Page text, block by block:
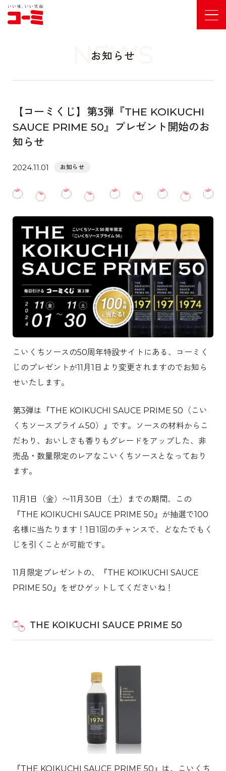
お知らせ
NEWS
【コーミくじ】第3弾『THE KOIKUCHI
SAUCE PRIME 50』プレゼント開始のお
知らせ
2024.11.01 お知らせ
こいくちソースの50周年特設サイトにある、コーミく
じのプレゼントが11月1日より変更されますのでお知ら
せいたします。
第3弾は『THE KOIKUCHI SAUCE PRIME 50（こい
くちソースプライム50）』です。ソースの材料からこ
だわり、おいしさも香りもグレードをアップした、非
売品・数量限定のレアなこいくちソースとなっており
ます。
11月1日（金）〜11月30日（土）までの期間、この
『THE KOIKUCHI SAUCE PRIME 50』が抽選で100
名様に当たります！1日1回のチャンスで、どなたでもく
じを引くことが可能です。
11月限定プレゼントの、『THE KOIKUCHI SAUCE
PRIME 50』をぜひゲットしてくださいね！
THE KOIKUCHI SAUCE PRIME 50
『THE KOIKUCHI SAUCE PRIME 50』は、こいくち